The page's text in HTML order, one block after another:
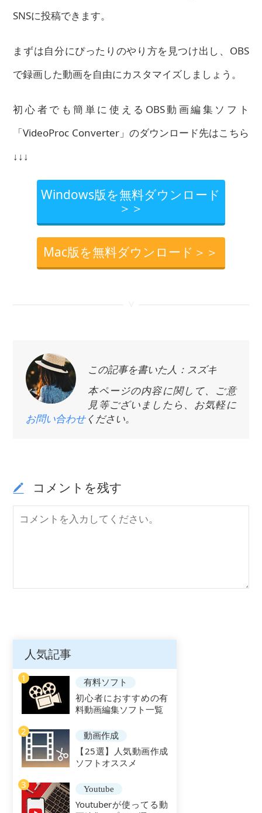
SNSに投稿できます。
まずは自分にぴったりのやり方を見つけ出し、OBS
で録画した動画を自由にカスタマイズしましょう。
初心者でも簡単に使えるOBS動画編集ソフト
「VideoProc Converter」のダウンロード先はこちら
↓↓↓
Windows版を無料ダウンロード
＞＞
Mac版を無料ダウンロード＞＞
この記事を書いた人：スズキ
本ページの内容に関して、ご意
見等ございましたら、お気軽に
お問い合わせください。
コメントを残す
人気記事
1 有料ソフト
初心者におすすめの有
料動画編集ソフト一覧
2
動画作成
【25選】人気動画作成
ソフトオススメ
3
Youtube
Youtuberが使ってる動